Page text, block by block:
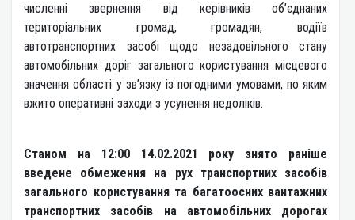
численні звернення від керівників об’єднаних
територіальних громад, громадян, водіїв
автотранспортних засобі щодо незадовільного стану
автомобільних доріг загального користування місцевого
значення області у зв’язку із погодними умовами, по яким
вжито оперативні заходи з усунення недоліків.
Станом на 12:00 14.02.2021 року знято раніше
введене обмеження на рух транспортних засобів
загального користування та багатоосних вантажних
транспортних засобів на автомобільних дорогах